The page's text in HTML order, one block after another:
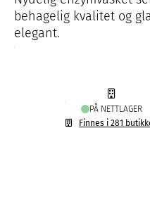
behagelig kvalitet og
elegant.
PÅ NETTLAGER
Finnes i 281